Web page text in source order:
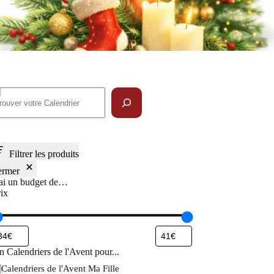
Filtrer les produits
un budget de…
Calendriers de l'Avent pour...
Calendriers de l'Avent Ma Fille